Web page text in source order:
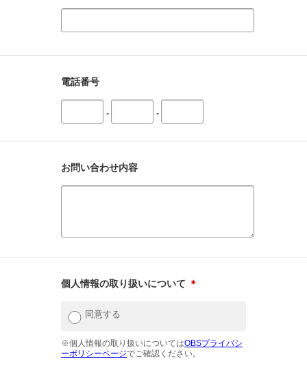
電話番号
- -
お問い合わせ内容
個人情報の取り扱いについて ＊
同意する
※個人情報の取り扱いについてはOBSプライバシ
ーポリシーページでご確認ください。